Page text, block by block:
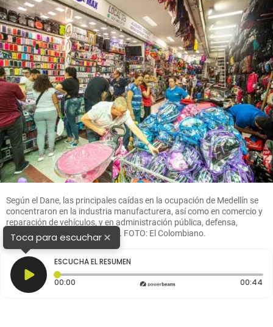
Según el Dane, las principales caídas en la ocupación de Medellín se
concentraron en la industria manufacturera, así como en comercio y
reparación de vehículos, y en administración pública, defensa,
educación y servicios de salud. FOTO: El Colombiano.
Toca para escuchar×
ESCUCHA EL RESUMEN
00:00 Tiempo transcurrido: 0 segundos 00:44